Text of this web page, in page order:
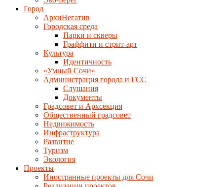
Город
АрхиНегатив
Городская среда
Парки и скверы
Граффити и стрит-арт
Культура
Идентичность
«Умный Сочи»
Администрация города и ГСС
Слушания
Документы
Градсовет и Архсекция
Общественный градсовет
Недвижимость
Инфраструктура
Развитие
Туризм
Экология
Проекты
Иностранные проекты для Сочи